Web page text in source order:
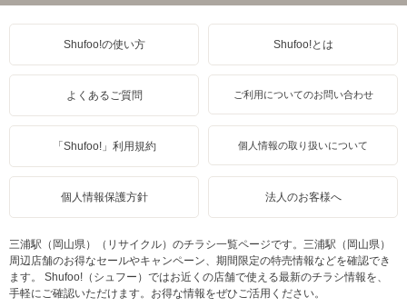
Shufoo!の使い方 Shufoo!とは
よくあるご質問 ご利用についてのお問い合わせ
「Shufoo!」利用規約 個人情報の取り扱いについて
個人情報保護方針 法人のお客様へ
三浦駅（岡山県）（リサイクル）のチラシ一覧ページです。三浦駅（岡山県）
周辺店舗のお得なセールやキャンペーン、期間限定の特売情報などを確認でき
ます。 Shufoo!（シュフー）ではお近くの店舗で使える最新のチラシ情報を、
手軽にご確認いただけます。お得な情報をぜひご活用ください。